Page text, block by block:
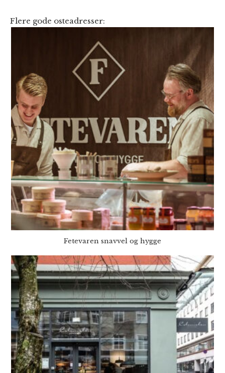
Flere gode osteadresser:
Fetevaren snavvel og hygge